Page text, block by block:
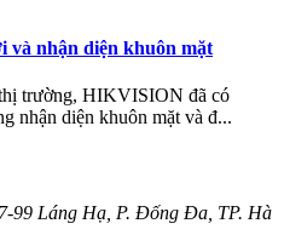
và nhận diện khuôn mặt
trường, HIKVISION đã có
nhận diện khuôn mặt và đ...
99 Láng Hạ, P. Đống Đa, TP. Hà